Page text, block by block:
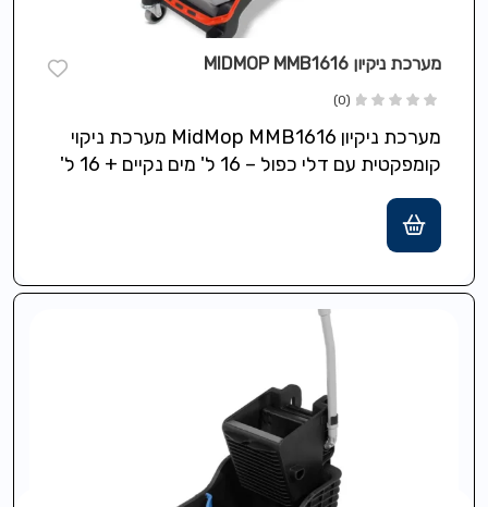
מערכת ניקיון MIDMOP MMB1616
(0)
מערכת ניקיון MidMop MMB1616 מערכת ניקוי
קומפקטית עם דלי כפול – 16 ל' מים נקיים + 16 ל'